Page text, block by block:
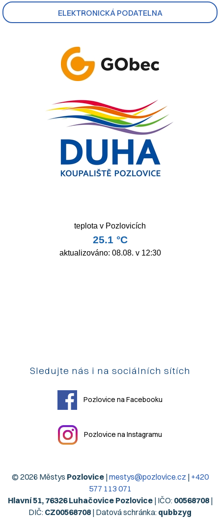
ELEKTRONICKÁ PODATELNA
Sledujte nás i na sociálních sítích
Pozlovice na Facebooku
Pozlovice na Instagramu
© 2026 Městys Pozlovice|mestys@pozlovice.cz | +420
577 113 071
Hlavní 51, 76326 Luhačovice Pozlovice| IČO: 00568708|
DIČ: CZ00568708 | Datová schránka: qubbzyg